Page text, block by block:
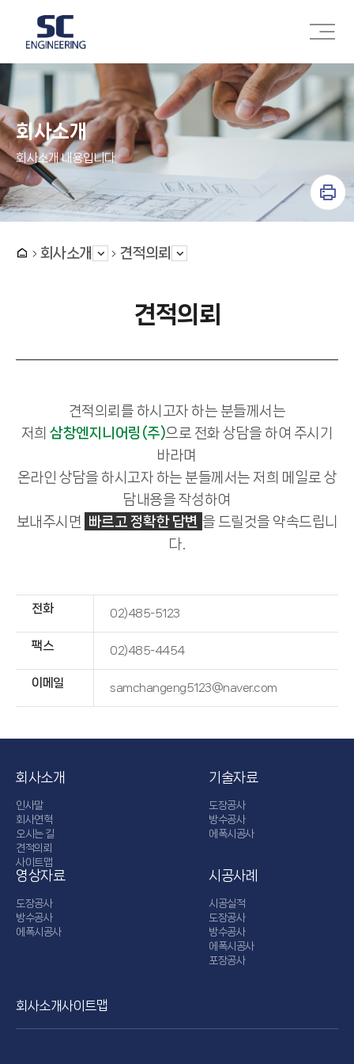
회사소개
회사소개 내용입니다.
회사소개 견적의뢰
견적의뢰
견적의뢰를 하시고자 하는 분들께서는
저희삼창엔지니어링(주)으로 전화 상담을 하여 주시기
바라며
온라인 상담을 하시고자 하는 분들께서는 저희 메일로 상
담내용을 작성하여
보내주시면 빠르고 정확한 답변 을 드릴것을 약속드립니
다.
전화 02)485-5123
팩스 02)485-4454
이메일 samchangeng5123@naver.com
회사소개
인사말
회사연혁
오시는 길
견적의뢰
사이트맵
기술자료
도장공사
방수공사
에폭시공사
영상자료
도장공사
방수공사
에폭시공사
시공사례
시공실적
도장공사
방수공사
에폭시공사
포장공사
회사소개사이트맵